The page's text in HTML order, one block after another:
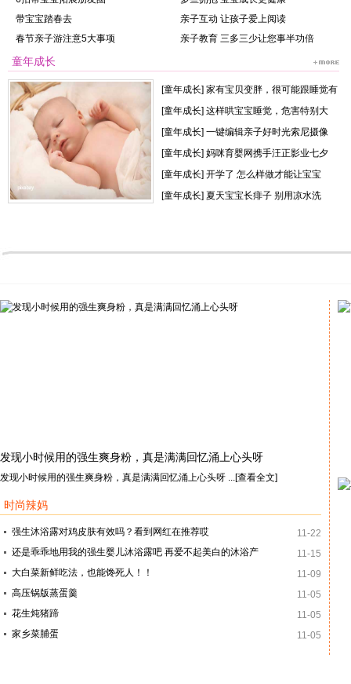
带宝宝踏春去
亲子互动 让孩子爱上阅读
春节亲子游注意5大事项
亲子教育 三多三少让您事半功倍
童年成长
[童年成长] 家有宝贝变胖，很可能跟睡觉有
[童年成长] 这样哄宝宝睡觉，危害特别大
[童年成长] 一键编辑亲子好时光索尼摄像
[童年成长] 妈咪育婴网携手汪正影业七夕
[童年成长] 开学了 怎么样做才能让宝宝
[童年成长] 夏天宝宝长痱子 别用凉水洗
发现小时候用的强生爽身粉，真是满满回忆涌上心头呀
发现小时候用的强生爽身粉，真是满满回忆涌上心头呀 ...[查看全文]
时尚辣妈
强生沐浴露对鸡皮肤有效吗？看到网红在推荐哎
11-22
还是乖乖地用我的强生婴儿沐浴露吧 再爱不起美白的沐浴产
11-15
大白菜新鲜吃法，也能馋死人！！
11-09
高压锅版蒸蛋羹
11-05
花生炖猪蹄
11-05
家乡菜脯蛋
11-05